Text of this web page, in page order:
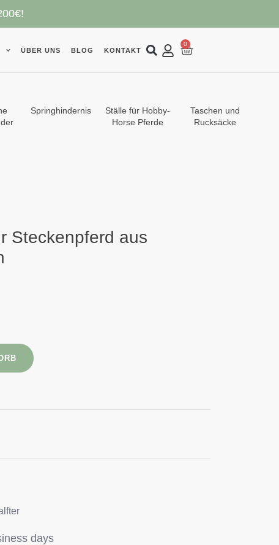
ÜBER UNS BLOG KONTAKT
0
Springhindernis
Ställe für Hobby-
Horse Pferde
Taschen und
Rucksäcke
Steckenpferd aus
days